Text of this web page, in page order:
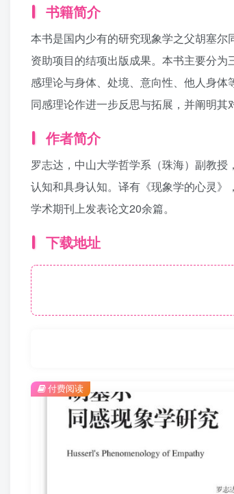
书籍简介
本书是国内少有的研究现象学之父胡塞
资助项目的结项出版成果。本书主要分
感理论与身体、处境、意向性、他人身
同感理论作进一步反思与拓展，并阐明其
作者简介
罗志达，中山大学哲学系（珠海）副教
认知和具身认知。译有《现象学的心灵
学术期刊上发表论文20余篇。
下载地址
付费阅读